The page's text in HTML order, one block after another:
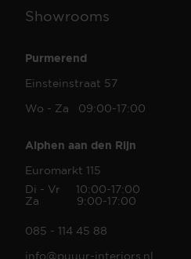
Showrooms
Purmerend
Einsteinstraat 57
Wo - Za 09:00-17:00
Alphen aan den Rijn
Euromarkt 115
Di - Vr 10:00-17:00
Za 9:00-17:00
085 - 114 45 88
info@puuur-interiors.nl